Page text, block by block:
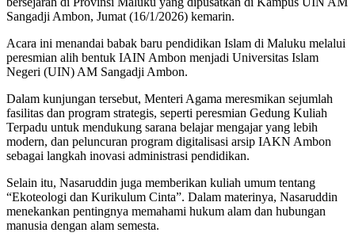
Sangadji Ambon, Jumat (16/1/2026) kemarin.
Acara ini menandai babak baru pendidikan Islam di Maluku melalui
peresmian alih bentuk IAIN Ambon menjadi Universitas Islam
Negeri (UIN) AM Sangadji Ambon.
Dalam kunjungan tersebut, Menteri Agama meresmikan sejumlah
fasilitas dan program strategis, seperti peresmian Gedung Kuliah
Terpadu untuk mendukung sarana belajar mengajar yang lebih
modern, dan peluncuran program digitalisasi arsip IAKN Ambon
sebagai langkah inovasi administrasi pendidikan.
Selain itu, Nasaruddin juga memberikan kuliah umum tentang
“Ekoteologi dan Kurikulum Cinta”. Dalam materinya, Nasaruddin
menekankan pentingnya memahami hukum alam dan hubungan
manusia dengan alam semesta.